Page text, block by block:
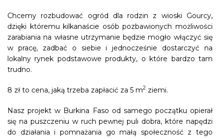
Chcemy rozbudować ogród dla rodzin z wioski Gourcy,
dzięki któremu kilkanaście osób pozbawionych możliwości
zarabiania na własne utrzymanie będzie mogło włączyć się
w pracę, zadbać o siebie i jednocześnie dostarczyć na
lokalny rynek podstawowe produkty, o które bardzo tam
trudno.
8 zł to cena, jaką trzeba zapłacić za 5 m2 ziemi.
Nasz projekt w Burkina Faso od samego początku opierał
się na puszczeniu w ruch pewnej puli dobra, które napędzi
do działania i pomnażania go małą społeczność z tego